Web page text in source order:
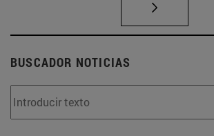
BUSCADOR NOTICIAS